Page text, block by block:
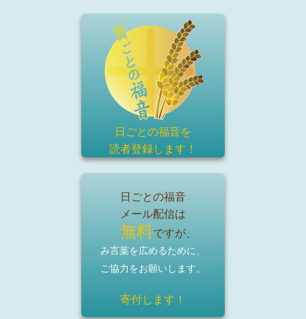
日ごとの福音を
読者登録します！
日ごとの福音
メール配信は
無料ですが、
み言葉を広めるために、
ご協力をお願いします。
寄付します！